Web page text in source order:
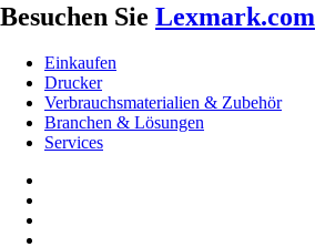
Besuchen Sie Lexmark.com
Einkaufen
Drucker
Verbrauchsmaterialien & Zubehör
Branchen & Lösungen
Services